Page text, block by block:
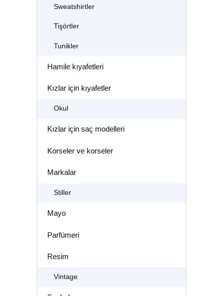
Sweatshirtler
Tişörtler
Tunikler
Hamile kıyafetleri
Kızlar için kıyafetler
Okul
Kızlar için saç modelleri
Korseler ve korseler
Markalar
Stiller
Mayo
Parfümeri
Resim
Vintage